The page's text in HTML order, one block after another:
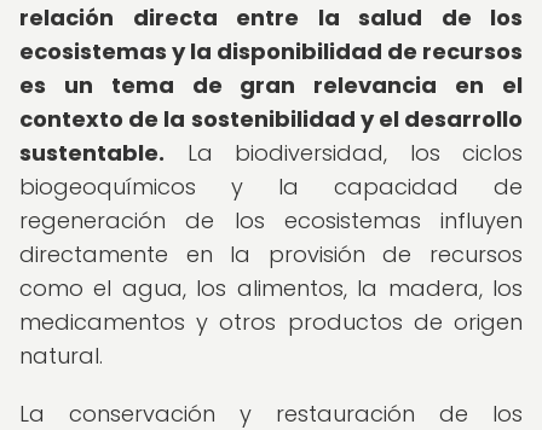
relación directa entre la salud de los
ecosistemas y la disponibilidad de recursos
es un tema de gran relevancia en el
contexto de la sostenibilidad y el desarrollo
sustentable. La biodiversidad, los ciclos
biogeoquímicos y la capacidad de
regeneración de los ecosistemas influyen
directamente en la provisión de recursos
como el agua, los alimentos, la madera, los
medicamentos y otros productos de origen
natural.
La conservación y restauración de los